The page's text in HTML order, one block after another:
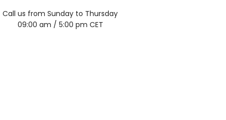
Call us from Sunday to Thursday
09:00 am / 5:00 pm CET